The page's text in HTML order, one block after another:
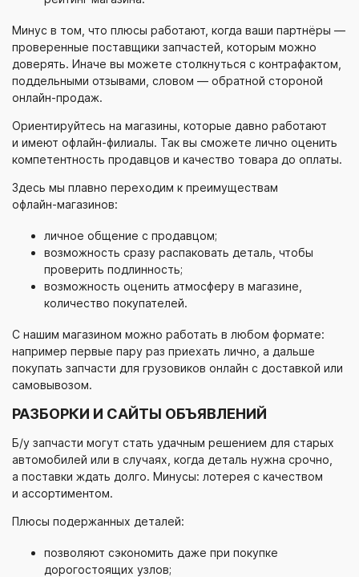
Минус в том, что плюсы работают, когда ваши партнёры —
проверенные поставщики запчастей, которым можно
доверять. Иначе вы можете столкнуться с контрафактом,
поддельными отзывами, словом — обратной стороной
онлайн-продаж.
Ориентируйтесь на магазины, которые давно работают
и имеют офлайн-филиалы. Так вы сможете лично оценить
компетентность продавцов и качество товара до оплаты.
Здесь мы плавно переходим к преимуществам
офлайн-магазинов:
личное общение с продавцом;
возможность сразу распаковать деталь, чтобы
проверить подлинность;
возможность оценить атмосферу в магазине,
количество покупателей.
С нашим магазином можно работать в любом формате:
например первые пару раз приехать лично, а дальше
покупать запчасти для грузовиков онлайн с доставкой или
самовывозом.
РАЗБОРКИ И САЙТЫ ОБЪЯВЛЕНИЙ
Б/у запчасти могут стать удачным решением для старых
автомобилей или в случаях, когда деталь нужна срочно,
а поставки ждать долго. Минусы: лотерея с качеством
и ассортиментом.
Плюсы подержанных деталей:
позволяют сэкономить даже при покупке
дорогостоящих узлов;